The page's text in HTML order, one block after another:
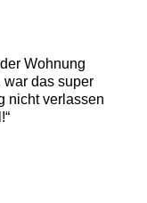
Wohnung
war das super
nicht verlassen